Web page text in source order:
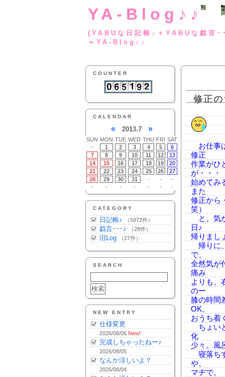
YA-Blog♪♪
(YABUな日記帳♪
＝YA-Blog♪♪
COUNTER
CALENDAR
« 2013.7 »
SUN MON TUE WED THU FRI SAT
-
1 2 3 4 5
6
7
8 9 10 11 12
13
14
15 16 17 18 19
20
21
22 23 24 25 26
27
28
29 30 31 - -
-
-
- - - - - -
CATEGORY
日記帳♪ （5972件）
戯言･･･♪ （28件）
旧Log （27件）
SEARCH
NEW ENTRY
仕様変更
2026/08/06 New!
完成しちゃったねー♪
2026/08/05
なんか涼しいよ？
2026/08/04
修正
お仕事
修正
作業がひ
が・・・
始めてみ
また
修正から
笑）
と。気
日♪
帰りまし
帰りに
で、
全然気が
痛み
よりも、
のー
膝の時間
OK。
おうち着
ちょい
化
少々。風
寝落ち
や、
マヂで。